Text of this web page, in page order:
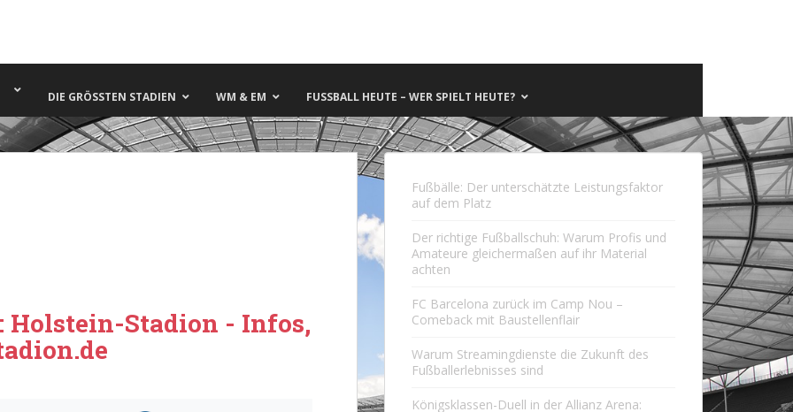
DIE GRÖSSTEN STADIEN WM & EM FUSSBALL HEUTE – WER SPIELT HEUTE?
Stadion - Infos,
Fußbälle: Der unterschätzte Leistungsfaktor
auf dem Platz
Der richtige Fußballschuh: Warum Profis und
Amateure gleichermaßen auf ihr Material
achten
FC Barcelona zurück im Camp Nou –
Comeback mit Baustellenflair
Warum Streamingdienste die Zukunft des
Fußballerlebnisses sind
Königsklassen-Duell in der Allianz Arena: